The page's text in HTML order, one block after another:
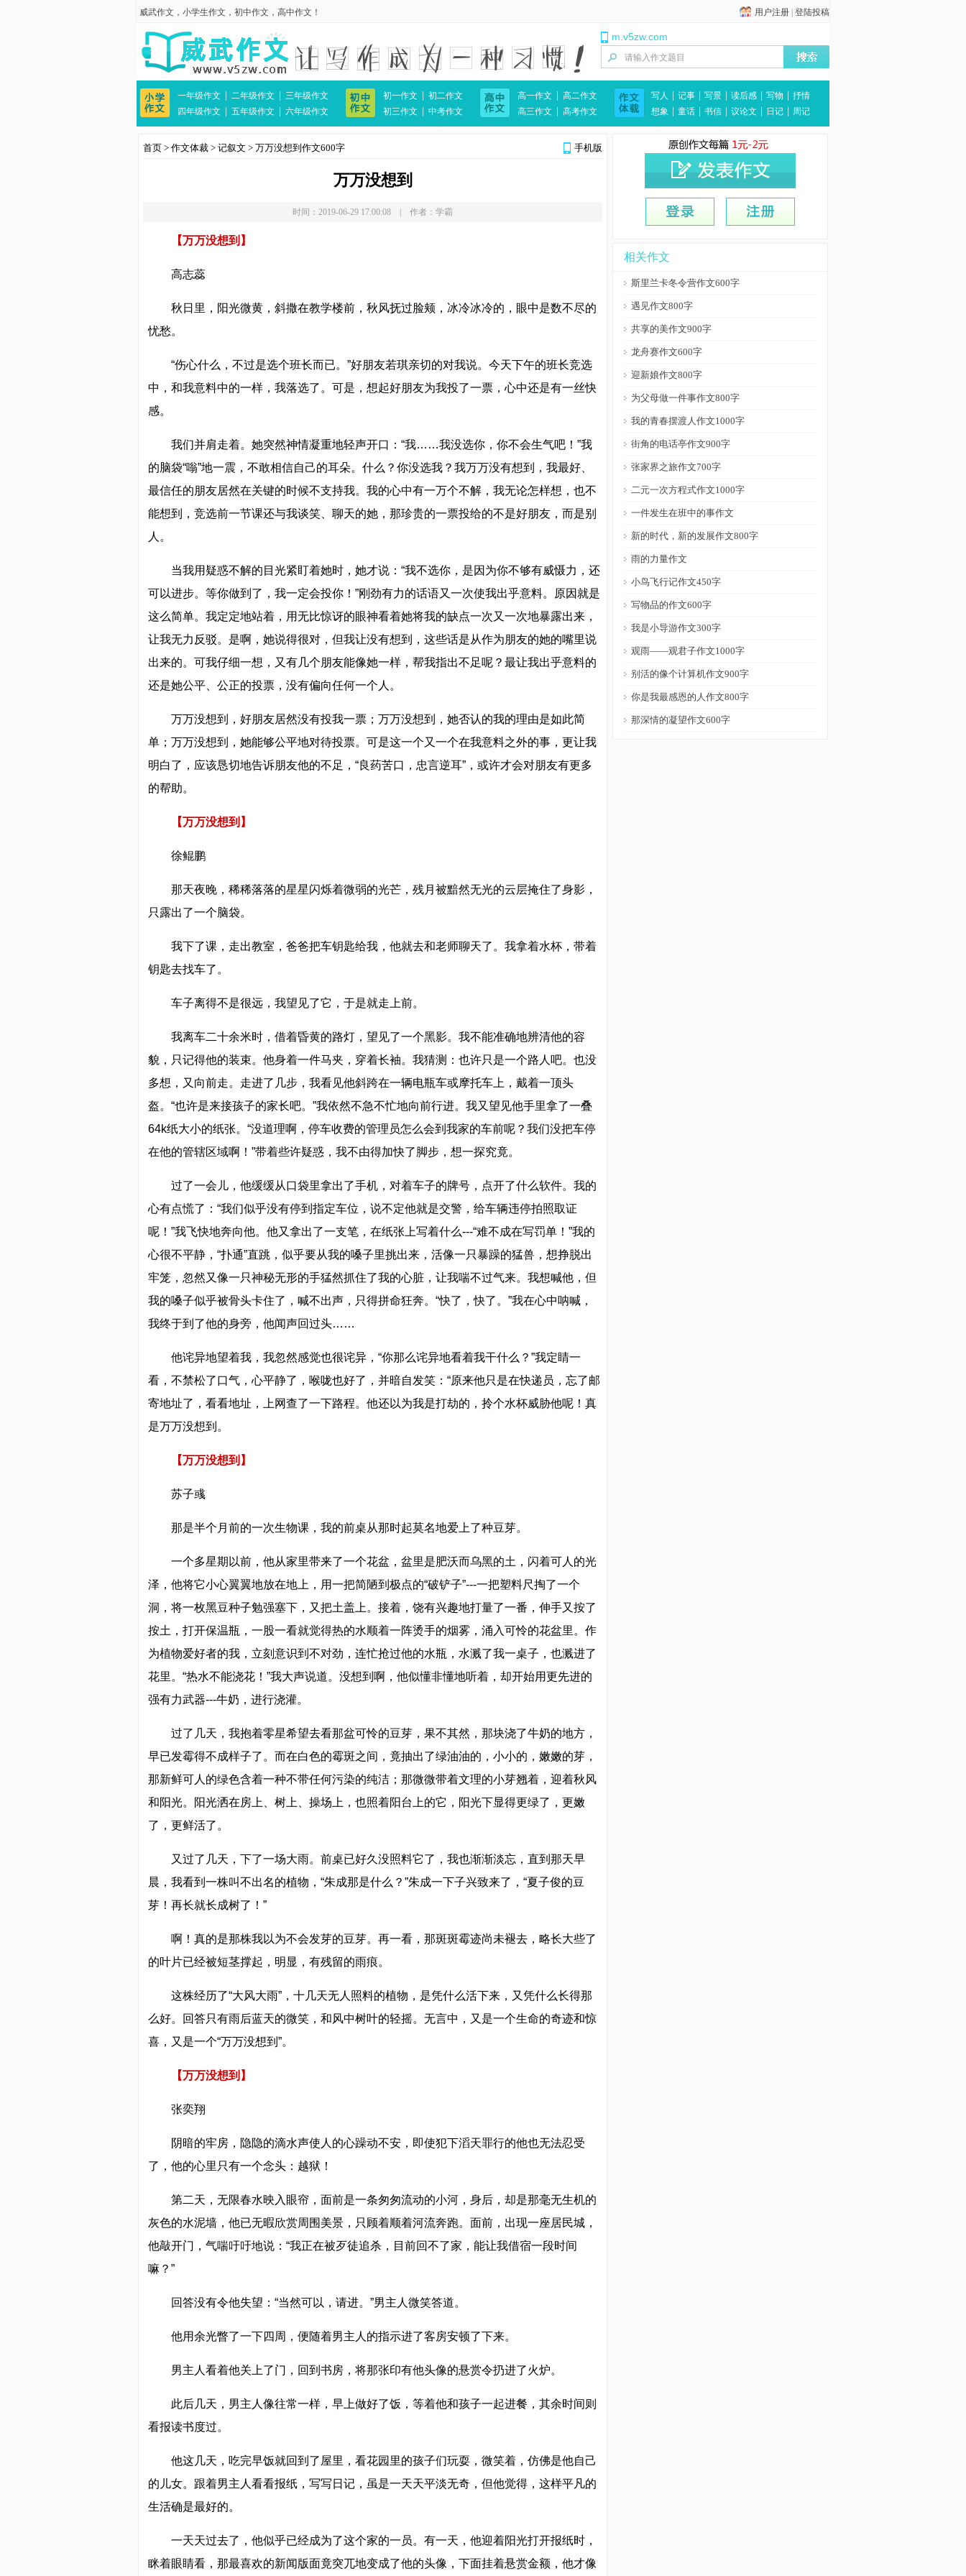
威武作文 ， 小学生作文 ， 初中作文 ， 高中作文 ！ 用户注册 登陆投稿
m.v5zw.com
一年级作文 二年级作文
三年级作文
四年级作文
五年级作文 六年级作文
初一作文
初二作文
初三作文
中考作文
高一作文
高二作文
高三作文
高考作文
写人 记事 写景 读后感 写物
抒情
想象
童话 书信 议论文 日记 周记
手机版
首页 > 作文体裁 > 记叙文 > 万万没想到作文600字
万万没想到
时间：2019-06-29 17:00:08 | 作者：学霸
【万万没想到】
高志蕊
秋日里，阳光微黄，斜撒在教学楼前，秋风抚过脸颊，冰冷冰冷的，眼中是数不尽的
忧愁。
“伤心什么，不过是选个班长而已。”好朋友若琪亲切的对我说。今天下午的班长竞选
中，和我意料中的一样，我落选了。可是，想起好朋友为我投了一票，心中还是有一丝快
感。
我们并肩走着。她突然神情凝重地轻声开口：“我……我没选你，你不会生气吧！”我
的脑袋“嗡”地一震，不敢相信自己的耳朵。什么？你没选我？我万万没有想到，我最好、
最信任的朋友居然在关键的时候不支持我。我的心中有一万个不解，我无论怎样想，也不
能想到，竞选前一节课还与我谈笑、聊天的她，那珍贵的一票投给的不是好朋友，而是别
人。
当我用疑惑不解的目光紧盯着她时，她才说：“我不选你，是因为你不够有威慑力，还
可以进步。等你做到了，我一定会投你！”刚劲有力的话语又一次使我出乎意料。原因就是
这么简单。我定定地站着，用无比惊讶的眼神看着她将我的缺点一次又一次地暴露出来，
让我无力反驳。是啊，她说得很对，但我让没有想到，这些话是从作为朋友的她的嘴里说
出来的。可我仔细一想，又有几个朋友能像她一样，帮我指出不足呢？最让我出乎意料的
还是她公平、公正的投票，没有偏向任何一个人。
万万没想到，好朋友居然没有投我一票；万万没想到，她否认的我的理由是如此简
单；万万没想到，她能够公平地对待投票。可是这一个又一个在我意料之外的事，更让我
明白了，应该恳切地告诉朋友他的不足，“良药苦口，忠言逆耳”，或许才会对朋友有更多
的帮助。
【万万没想到】
徐鲲鹏
那天夜晚，稀稀落落的星星闪烁着微弱的光芒，残月被黯然无光的云层掩住了身影，
只露出了一个脑袋。
我下了课，走出教室，爸爸把车钥匙给我，他就去和老师聊天了。我拿着水杯，带着
钥匙去找车了。
车子离得不是很远，我望见了它，于是就走上前。
我离车二十余米时，借着昏黄的路灯，望见了一个黑影。我不能准确地辨清他的容
貌，只记得他的装束。他身着一件马夹，穿着长袖。我猜测：也许只是一个路人吧。也没
多想，又向前走。走进了几步，我看见他斜跨在一辆电瓶车或摩托车上，戴着一顶头
盔。“也许是来接孩子的家长吧。”我依然不急不忙地向前行进。我又望见他手里拿了一叠
64k纸大小的纸张。“没道理啊，停车收费的管理员怎么会到我家的车前呢？我们没把车停
在他的管辖区域啊！”带着些许疑惑，我不由得加快了脚步，想一探究竟。
过了一会儿，他缓缓从口袋里拿出了手机，对着车子的牌号，点开了什么软件。我的
心有点慌了：“我们似乎没有停到指定车位，说不定他就是交警，给车辆违停拍照取证
呢！”我飞快地奔向他。他又拿出了一支笔，在纸张上写着什么---“难不成在写罚单！”我的
心很不平静，“扑通”直跳，似乎要从我的嗓子里挑出来，活像一只暴躁的猛兽，想挣脱出
牢笼，忽然又像一只神秘无形的手猛然抓住了我的心脏，让我喘不过气来。我想喊他，但
我的嗓子似乎被骨头卡住了，喊不出声，只得拼命狂奔。“快了，快了。”我在心中呐喊，
我终于到了他的身旁，他闻声回过头……
他诧异地望着我，我忽然感觉也很诧异，“你那么诧异地看着我干什么？”我定睛一
看，不禁松了口气，心平静了，喉咙也好了，并暗自发笑：“原来他只是在快递员，忘了邮
寄地址了，看看地址，上网查了一下路程。他还以为我是打劫的，拎个水杯威胁他呢！真
是万万没想到。
【万万没想到】
苏子彧
那是半个月前的一次生物课，我的前桌从那时起莫名地爱上了种豆芽。
一个多星期以前，他从家里带来了一个花盆，盆里是肥沃而乌黑的土，闪着可人的光
泽，他将它小心翼翼地放在地上，用一把简陋到极点的“破铲子”---一把塑料尺掏了一个
洞，将一枚黑豆种子勉强塞下，又把土盖上。接着，饶有兴趣地打量了一番，伸手又按了
按土，打开保温瓶，一股一看就觉得热的水顺着一阵烫手的烟雾，涌入可怜的花盆里。作
为植物爱好者的我，立刻意识到不对劲，连忙抢过他的水瓶，水溅了我一桌子，也溅进了
花里。“热水不能浇花！”我大声说道。没想到啊，他似懂非懂地听着，却开始用更先进的
强有力武器---牛奶，进行浇灌。
过了几天，我抱着零星希望去看那盆可怜的豆芽，果不其然，那块浇了牛奶的地方，
早已发霉得不成样子了。而在白色的霉斑之间，竟抽出了绿油油的，小小的，嫩嫩的芽，
那新鲜可人的绿色含着一种不带任何污染的纯洁；那微微带着文理的小芽翘着，迎着秋风
和阳光。阳光洒在房上、树上、操场上，也照着阳台上的它，阳光下显得更绿了，更嫩
了，更鲜活了。
又过了几天，下了一场大雨。前桌已好久没照料它了，我也渐渐淡忘，直到那天早
晨，我看到一株叫不出名的植物，“朱成那是什么？”朱成一下子兴致来了，“夏子俊的豆
芽！再长就长成树了！”
啊！真的是那株我以为不会发芽的豆芽。再一看，那斑斑霉迹尚未褪去，略长大些了
的叶片已经被短茎撑起，明显，有残留的雨痕。
这株经历了“大风大雨”，十几天无人照料的植物，是凭什么活下来，又凭什么长得那
么好。回答只有雨后蓝天的微笑，和风中树叶的轻摇。无言中，又是一个生命的奇迹和惊
喜，又是一个“万万没想到”。
【万万没想到】
张奕翔
阴暗的牢房，隐隐的滴水声使人的心躁动不安，即使犯下滔天罪行的他也无法忍受
了，他的心里只有一个念头：越狱！
第二天，无限春水映入眼帘，面前是一条匆匆流动的小河，身后，却是那毫无生机的
灰色的水泥墙，他已无暇欣赏周围美景，只顾着顺着河流奔跑。面前，出现一座居民城，
他敲开门，气喘吁吁地说：“我正在被歹徒追杀，目前回不了家，能让我借宿一段时间
嘛？”
回答没有令他失望：“当然可以，请进。”男主人微笑答道。
他用余光瞥了一下四周，便随着男主人的指示进了客房安顿了下来。
男主人看着他关上了门，回到书房，将那张印有他头像的悬赏令扔进了火炉。
此后几天，男主人像往常一样，早上做好了饭，等着他和孩子一起进餐，其余时间则
看报读书度过。
他这几天，吃完早饭就回到了屋里，看花园里的孩子们玩耍，微笑着，仿佛是他自己
的儿女。跟着男主人看看报纸，写写日记，虽是一天天平淡无奇，但他觉得，这样平凡的
生活确是最好的。
一天天过去了，他似乎已经成为了这个家的一员。有一天，他迎着阳光打开报纸时，
眯着眼睛看，那最喜欢的新闻版面竟突兀地变成了他的头像，下面挂着悬赏金额，他才像
相关作文
斯里兰卡冬令营作文600字
遇见作文800字
共享的美作文900字
龙舟赛作文600字
迎新娘作文800字
为父母做一件事作文800字
我的青春摆渡人作文1000字
街角的电话亭作文900字
张家界之旅作文700字
二元一次方程式作文1000字
一件发生在班中的事作文
新的时代，新的发展作文800字
雨的力量作文
小鸟飞行记作文450字
写物品的作文600字
我是小导游作文300字
观雨——观君子作文1000字
别活的像个计算机作文900字
你是我最感恩的人作文800字
那深情的凝望作文600字